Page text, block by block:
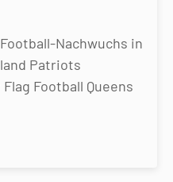
Nachwuchs in
Patriots
Football Queens